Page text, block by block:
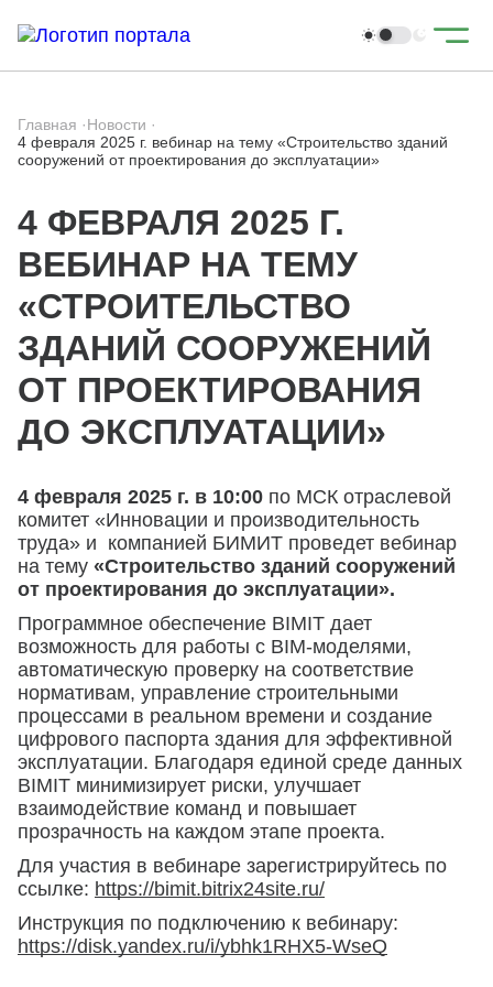
Главная ·Новости ·
4 февраля 2025 г. вебинар на тему «Строительство зданий
сооружений от проектирования до эксплуатации»
4 ФЕВРАЛЯ 2025 Г.
ВЕБИНАР НА ТЕМУ
«СТРОИТЕЛЬСТВО
ЗДАНИЙ СООРУЖЕНИЙ
ОТ ПРОЕКТИРОВАНИЯ
ДО ЭКСПЛУАТАЦИИ»
4 февраля 2025 г. в 10:00 по МСК отраслевой
комитет «Инновации и производительность
труда» и компанией БИМИТ проведет вебинар
на тему «Строительство зданий сооружений
от проектирования до эксплуатации».
Программное обеспечение BIMIT дает
возможность для работы с BIM-моделями,
автоматическую проверку на соответствие
нормативам, управление строительными
процессами в реальном времени и создание
цифрового паспорта здания для эффективной
эксплуатации. Благодаря единой среде данных
BIMIT минимизирует риски, улучшает
взаимодействие команд и повышает
прозрачность на каждом этапе проекта.
Для участия в вебинаре зарегистрируйтесь по
ссылке: https://bimit.bitrix24site.ru/
Инструкция по подключению к вебинару:
https://disk.yandex.ru/i/ybhk1RHX5-WseQ